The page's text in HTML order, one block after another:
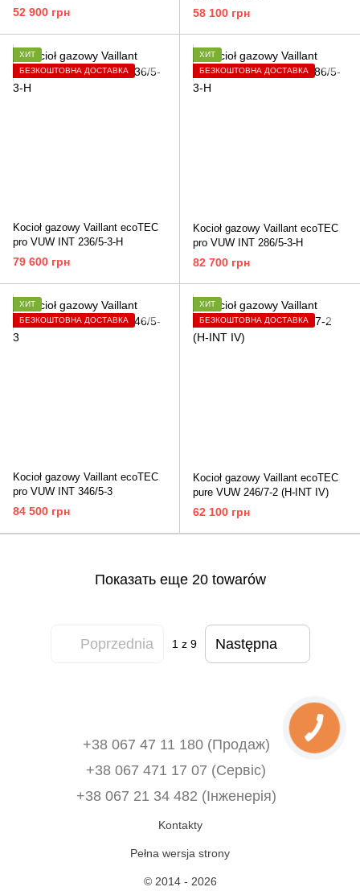
52 900 грн 58 100 грн
ХИТ
БЕЗКОШТОВНА ДОСТАВКА
Kocioł gazowy Vaillant ecoTEC
pro VUW INT 236/5-3-H
79 600 грн
ХИТ
БЕЗКОШТОВНА ДОСТАВКА
Kocioł gazowy Vaillant ecoTEC
pro VUW INT 286/5-3-H
82 700 грн
ХИТ
БЕЗКОШТОВНА ДОСТАВКА
Kocioł gazowy Vaillant ecoTEC
pro VUW INT 346/5-3
84 500 грн
ХИТ
БЕЗКОШТОВНА ДОСТАВКА
Kocioł gazowy Vaillant ecoTEC
pure VUW 246/7-2 (H-INT IV)
62 100 грн
Показать еще 20 towarów
Poprzednia 1z 9 Następna
+38 067 47 11 180 (Продаж)
+38 067 471 17 07 (Сервіс)
‎+38 067 21 34 482 (Інженерія)
Kontakty
Pełna wersja strony
© 2014 - 2026